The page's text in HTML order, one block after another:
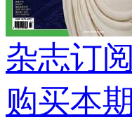
杂志订阅
购买本期